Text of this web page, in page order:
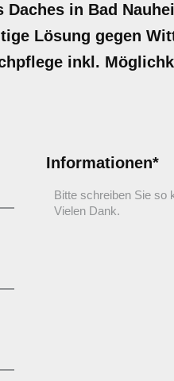
in Bad
Lösung gegen
inkl.
Informationen*